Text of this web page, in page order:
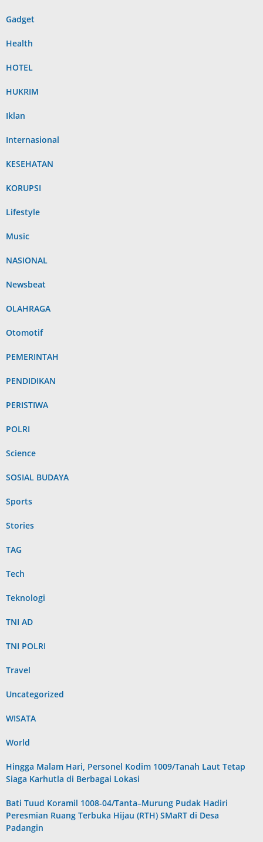
Gadget
Health
HOTEL
HUKRIM
Iklan
Internasional
KESEHATAN
KORUPSI
Lifestyle
Music
NASIONAL
Newsbeat
OLAHRAGA
Otomotif
PEMERINTAH
PENDIDIKAN
PERISTIWA
POLRI
Science
SOSIAL BUDAYA
Sports
Stories
TAG
Tech
Teknologi
TNI AD
TNI POLRI
Travel
Uncategorized
WISATA
World
Hingga Malam Hari, Personel Kodim 1009/Tanah Laut Tetap
Siaga Karhutla di Berbagai Lokasi
Bati Tuud Koramil 1008-04/Tanta–Murung Pudak Hadiri
Peresmian Ruang Terbuka Hijau (RTH) SMaRT di Desa
Padangin